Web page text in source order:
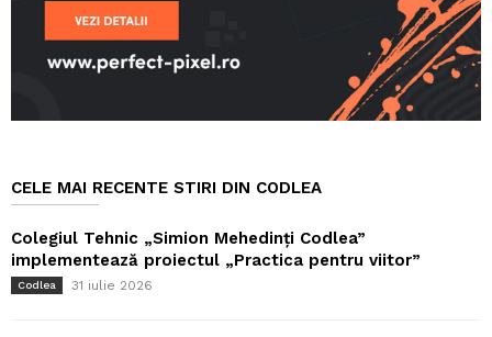
CELE MAI RECENTE STIRI DIN CODLEA
Colegiul Tehnic „Simion Mehedinți Codlea”
implementează proiectul „Practica pentru viitor”
Codlea 31 iulie 2026